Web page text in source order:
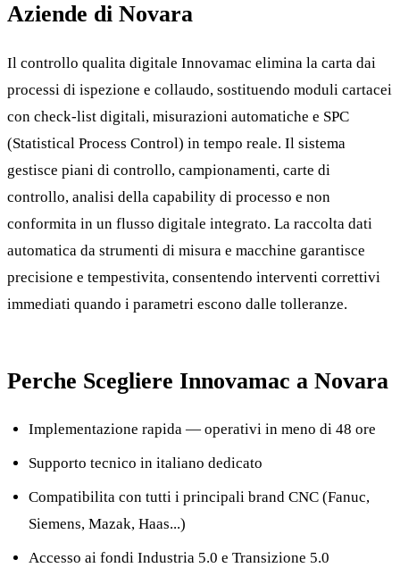
Aziende di Novara
Il controllo qualita digitale Innovamac elimina la carta dai
processi di ispezione e collaudo, sostituendo moduli cartacei
con check-list digitali, misurazioni automatiche e SPC
(Statistical Process Control) in tempo reale. Il sistema
gestisce piani di controllo, campionamenti, carte di
controllo, analisi della capability di processo e non
conformita in un flusso digitale integrato. La raccolta dati
automatica da strumenti di misura e macchine garantisce
precisione e tempestivita, consentendo interventi correttivi
immediati quando i parametri escono dalle tolleranze.
Perche Scegliere Innovamac a Novara
Implementazione rapida — operativi in meno di 48 ore
Supporto tecnico in italiano dedicato
Compatibilita con tutti i principali brand CNC (Fanuc,
Siemens, Mazak, Haas...)
Accesso ai fondi Industria 5.0 e Transizione 5.0